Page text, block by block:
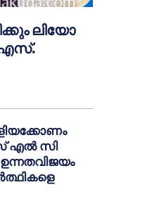
ലിയോ
എൽ സി